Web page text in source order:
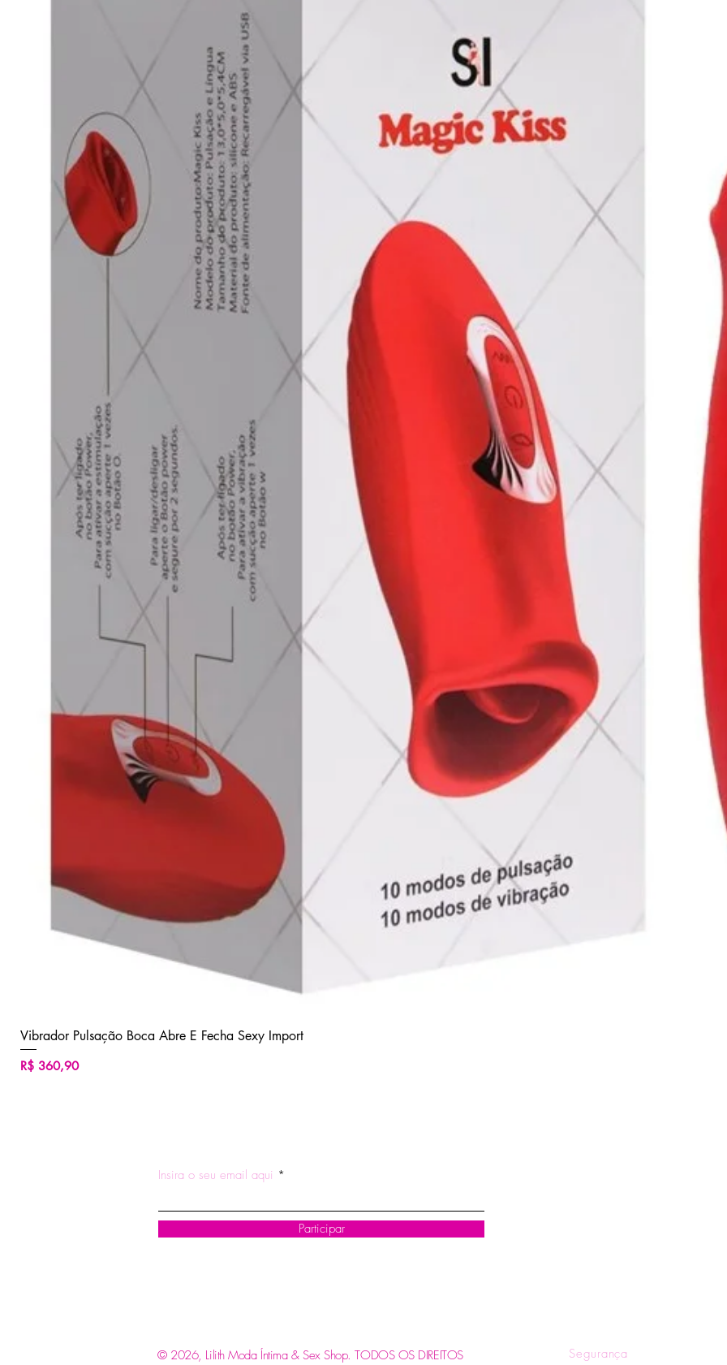
Silicone de toque suave e ABS de alta qualidade.
Bateria
Recarregável via USB (não utilizar carregador turbo).
Medidas
Comprimento total: 30,6 cm | Espessura: 5,6 cm (aproximadamente).
Cuidados e Higienização
Lavar antes e após cada uso com água morna e sabão neutro.
Guardar na embalagem original ou em local seco e limpo.
Não compartilhar o produto.
Não expor a temperaturas acima de 50°C.
Manter fora do alcance de crianças e protegido da luz solar direta.
O Vibrador de Ponto G e Clitóris Rosa Sexy Import é ideal para quem busca
sofisticação, potência e novas sensações. Adquira já o seu e viva momentos
únicos de prazer profundo e estimulação completa.
Vibrador Pulsação Boca Abre E Fecha Sexy Import
Preço
R$ 360,90
Insira o seu email aqui
Participar
© 2026, Lilith Moda Íntima & Sex Shop. TODOS OS DIREITOS Segurança